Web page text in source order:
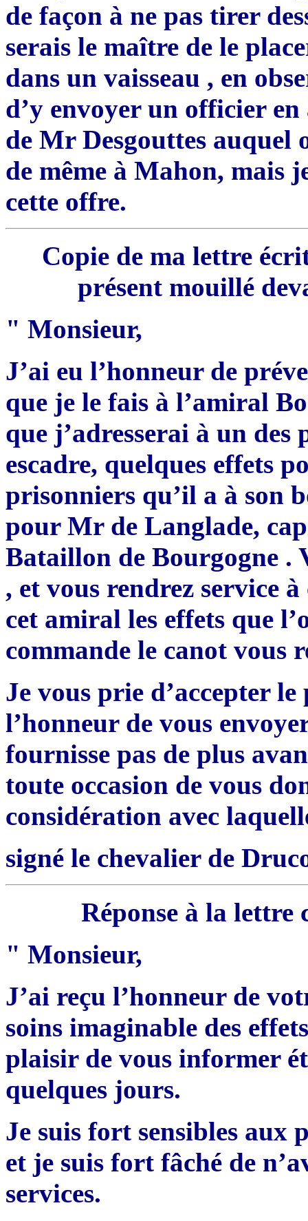
de façon à ne pas tirer
serais le maître de le
dans un vaisseau , en
d’y envoyer un officier
de Mr Desgouttes auquel
de même à Mahon, mais
cette offre.
Copie de ma lettre
présent mouillé
" Monsieur,
J’ai eu l’honneur de
que je le fais à l’amiral
que j’adresserai à un des
escadre, quelques effets
prisonniers qu’il a à son
pour Mr de Langlade,
Bataillon de Bourgogne .
, et vous rendrez service
cet amiral les effets que
commande le canot vous
Je vous prie d’accepter
l’honneur de vous
fournisse pas de plus
toute occasion de vous
considération avec
signé le chevalier de
Réponse à la lettre
" Monsieur,
J’ai reçu l’honneur de
soins imaginable des
plaisir de vous informer
quelques jours.
Je suis fort sensibles aux
et je suis fort fâché de
services.